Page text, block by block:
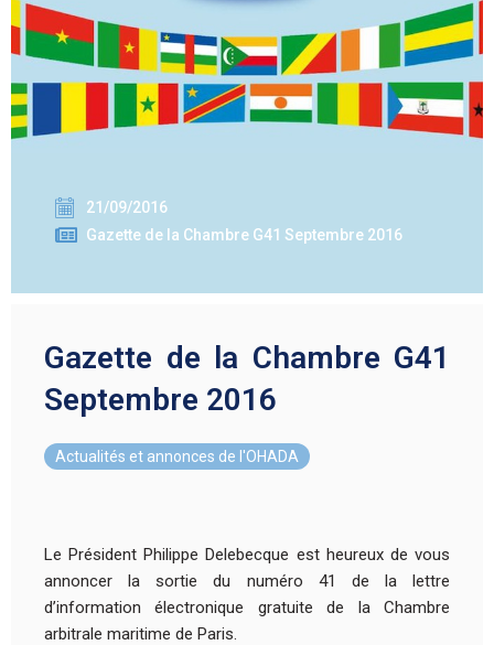
21/09/2016
Gazette de la Chambre G41 Septembre 2016
Gazette de la Chambre G41
Septembre 2016
Actualités et annonces de l'OHADA
Le Président Philippe Delebecque est heureux de vous
annoncer la sortie du numéro 41 de la lettre
d’information électronique gratuite de la Chambre
arbitrale maritime de Paris.